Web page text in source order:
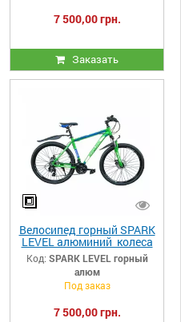
7 500,00 грн.
Заказать
Велосипед горный SPARK
LEVEL алюминий колеса
27,5 "
Код: SPARK LEVEL горный
алюм
Под заказ
7 500,00 грн.